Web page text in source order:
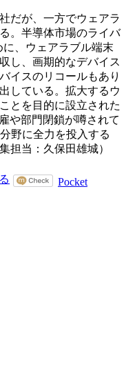
だが、一方でウェアラ
。半導体市場のライバ
に、ウェアラブル端末
し、画期的なデバイス
イスのリコールもあり
している。拡大するウ
とを目的に設立された
や部門閉鎖が噂されて
野に全力を投入する
担当：久保田雄城）
Pocket